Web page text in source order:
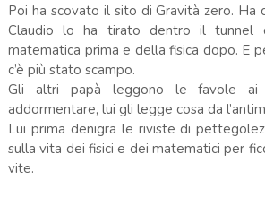
Poi ha scovato il sito di Gravità zero. Ha
Claudio lo ha tirato dentro il tunnel
matematica prima e della fisica dopo. E
c’è più stato scampo.
Gli altri papà leggono le favole
addormentare, lui gli legge cosa da
Lui prima denigra le riviste di
sulla vita dei fisici e dei matematici per
vite.